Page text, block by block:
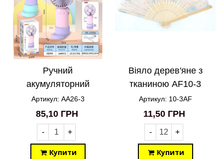
Ручний
акумуляторний
вентилятор Mini Fan з
підставкою Кролик
AA26-3
Артикул: AA26-3
85,10 ГРН
- +
Купити
Віяло дерев'яне з
тканиною AF10-3
Артикул: 10-3AF
11,50 ГРН
- +
Купити